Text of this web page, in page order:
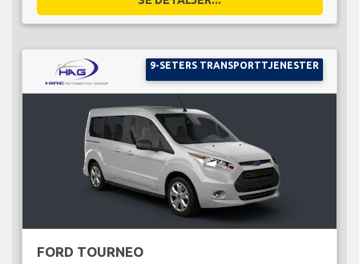
9-SETERS TRANSPORTTJENESTER
FORD TOURNEO